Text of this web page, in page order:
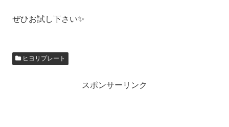
ぜひお試し下さい✨
ヒヨリプレート
スポンサーリンク